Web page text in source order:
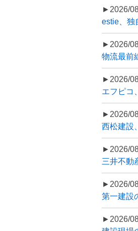
►2026/
estie、独
►2026/
物流最前
►2026/
エフピコ
►2026/
西松建設
►2026/
三井不動
►2026/
第一建設
►2026/